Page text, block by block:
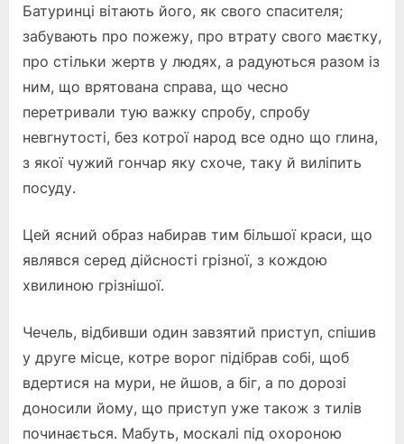
Батуринці вітають його, як свого спасителя;
забувають про пожежу, про втрату свого маєтку,
про стільки жертв у людях, а радуються разом із
ним, що врятована справа, що чесно
перетривали тую важку спробу, спробу
невгнутості, без котрої народ все одно що глина,
з якої чужий гончар яку схоче, таку й виліпить
посуду.
Цей ясний образ набирав тим більшої краси, що
являвся серед дійсності грізної, з кождою
хвилиною грізнішої.
Чечель, відбивши один завзятий приступ, спішив
у друге місце, котре ворог підібрав собі, щоб
вдертися на мури, не йшов, а біг, а по дорозі
доносили йому, що приступ уже також з тилів
починається. Мабуть, москалі під охороною